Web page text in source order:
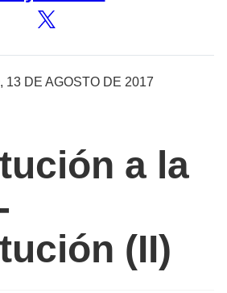
13 DE AGOSTO DE 2017
a la
(II)